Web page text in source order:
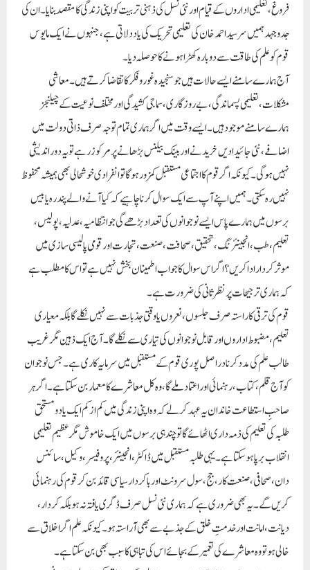
فروغ، تعلیمی اداروں کے قیام اور نئی نسل کی ذہنی تربیت کو اپنی زندگی کا مقصد بنایا۔ ان کی
جدوجہد ہمیں سر سید احمد خان کی تعلیمی تحریک کی یاد دلاتی ہے، جنہوں نے ایک مایوس
قوم کو علم کی طاقت سے دوبارہ کھڑا ہونے کا حوصلہ دیا۔
آج ہمارے سامنے ایسے حالات ہیں جو سنجیدہ غور و فکر کا تقاضا کرتے ہیں۔ معاشی
مشکلات، تعلیمی پسماندگی، بے روزگاری، سماجی کشیدگی اور مختلف نوعیت کے چیلنجز
ہمارے سامنے موجود ہیں۔ ایسے وقت میں اگر ہماری تمام توجہ صرف ذاتی دولت میں
اضافے، نئی جائیدادیں خریدنے اور بینک بیلنس بڑھانے پر مرکوز رہے تو یہ دور اندیشی
نہیں ہوگی۔ کیونکہ اگر قوم کا اجتماعی مستقبل کمزور ہوگا تو انفرادی خوشحالی بھی ہمیشہ محفوظ
نہیں رہ سکتی۔ ہمیں اپنے آپ سے ایک سوال کرنا چاہیے کہ کیا آنے والے پندرہ یا بیس
برسوں میں ہمارے پاس ایسے نوجوانوں کی تعداد بڑھے گی جو انتظامیہ، عدلیہ، پولیس،
تعلیم، طب، انجینئرنگ، تحقیق، صحافت، صنعت، تجارت اور قومی پالیسی سازی میں
موثر کردار ادا کریں؟ اگر اس سوال کا جواب اطمینان بخش نہیں ہے تو اس کا مطلب ہے
کہ ہماری ترجیحات پر نظرثانی کی ضرورت ہے۔
قوم کی ترقی کا راستہ صرف جلسوں، نعروں یا وقتی جذبات سے نہیں نکلے گا بلکہ معیاری
تعلیم، مضبوط اداروں اور قابل نوجوانوں کی تیاری سے نکلے گا۔ آج ایک ذہین مگر غریب
طالب علم کی مدد کرنا دراصل پوری قوم کے مستقبل میں سرمایہ کاری ہے۔ جس نوجوان
کو آج قلم، کتاب، رہنمائی اور اعتماد ملے گا، وہ کل معاشرے کا معمار بن سکتا ہے۔ اگر ہر
صاحبِ استطاعت خاندان یہ عہد کر لے کہ وہ اپنی زندگی میں کم از کم ایک یا دو مستحق
طلبہ کی تعلیم کی ذمہ داری اٹھائے گا تو چند ہی برسوں میں ایک خاموش مگر عظیم تعلیمی
انقلاب برپا ہو سکتا ہے۔ یہی طلبہ مستقبل میں ڈاکٹر، انجینئر، پروفیسر، وکیل، سائنس
دان، صحافی، صنعت کار، جج، سول سرونٹ اور باکردار سیاسی قائد بن کر قوم کی رہنمائی
کریں گے۔ یہ بھی ضروری ہے کہ ہماری نئی نسل صرف ڈگری یافتہ نہ ہو بلکہ کردار،
دیانت، امانت اور خدمتِ خلق کے جذبے سے بھی آراستہ ہو۔ کیونکہ علم اگر اخلاق سے
خالی ہو تو وہ معاشرے کی تعمیر کے بجائے اس کی تباہی کا سبب بھی بن سکتا ہے۔